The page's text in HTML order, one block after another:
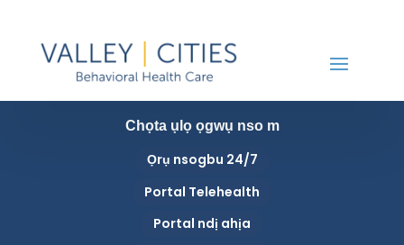
Chọta ụlọ ọgwụ nso m
Ọrụ nsogbu 24/7
Portal Telehealth
Portal ndị ahịa